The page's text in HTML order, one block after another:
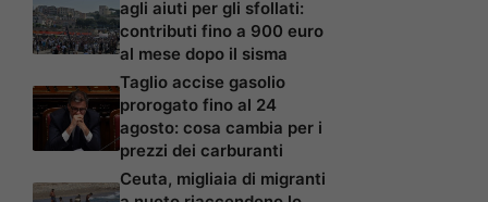
agli aiuti per gli sfollati:
contributi fino a 900 euro
al mese dopo il sisma
Taglio accise gasolio
prorogato fino al 24
agosto: cosa cambia per i
prezzi dei carburanti
Ceuta, migliaia di migranti